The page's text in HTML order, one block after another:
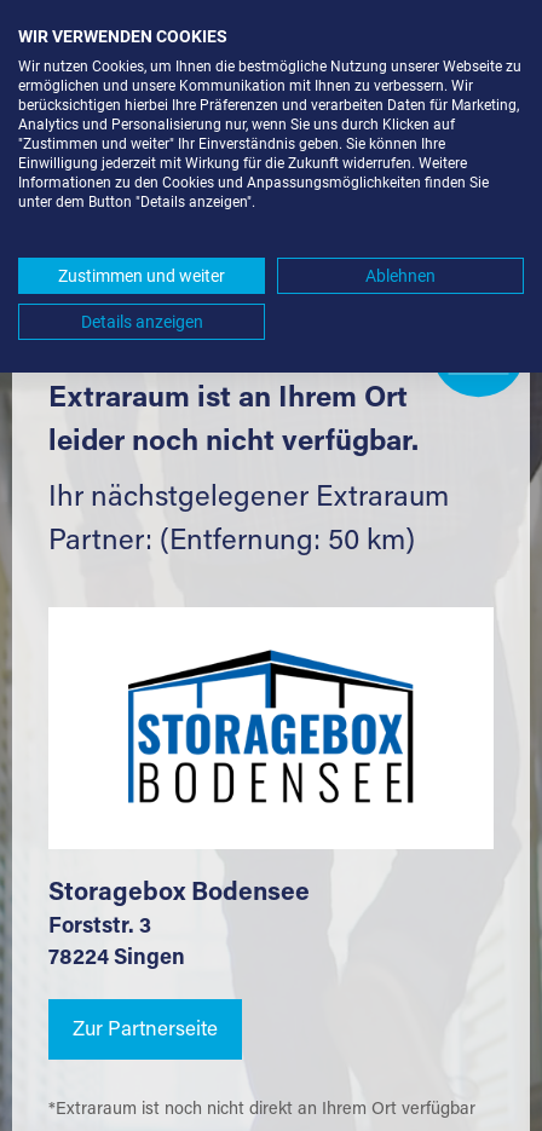
SELF STORAGE IN HERBERTINGEN
Komfortabel einlagern mit Extraraum
Extraraum ist an Ihrem Ort
leider noch nicht verfügbar.
Ihr nächstgelegener Extraraum
Partner: (Entfernung: 50 km)
Storagebox Bodensee
Forststr. 3
78224 Singen
Zur Partnerseite
*Extraraum ist noch nicht direkt an Ihrem Ort verfügbar
WIR VERWENDEN COOKIES
Wir nutzen Cookies, um Ihnen die bestmögliche Nutzung unserer Webseite zu
ermöglichen und unsere Kommunikation mit Ihnen zu verbessern. Wir
berücksichtigen hierbei Ihre Präferenzen und verarbeiten Daten für Marketing,
Analytics und Personalisierung nur, wenn Sie uns durch Klicken auf
"Zustimmen und weiter" Ihr Einverständnis geben. Sie können Ihre
Einwilligung jederzeit mit Wirkung für die Zukunft widerrufen. Weitere
Informationen zu den Cookies und Anpassungsmöglichkeiten finden Sie
unter dem Button "Details anzeigen".
Zustimmen und weiter Ablehnen
Details anzeigen